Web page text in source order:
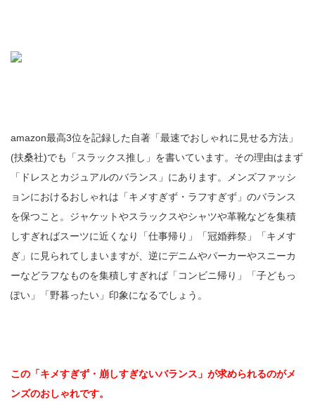
amazon最高3位を記録した自著「最速でおしゃれに見せる方法」
(扶桑社)でも「スラックス推し」を書いています。その理由はまず
「ドレスとカジュアルのバランス」にあります。メンズファッシ
ョンにおけるおしゃれは「キメすぎず・ラフすぎず」のバランス
を保つこと。ジャケットやスラックスやシャツや革靴などを集積
しすぎればスーツに近くなり「仕事帰り」「冠婚葬祭」「キメす
ぎ」に見られてしまいますが、逆にデニムやパーカーやスニーカ
ーなどラフなものを集積しすぎれば「コンビニ帰り」「子どもっ
ぽい」「野暮ったい」印象になるでしょう。
この「キメすぎず・崩しすぎないバランス」が求められるのがメ
ンズのおしゃれです。